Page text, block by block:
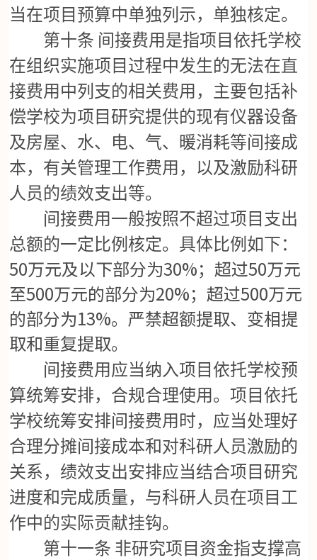
当在项目预算中单独列示，单独核定。
第十条 间接费用是指项目依托学校
在组织实施项目过程中发生的无法在直
接费用中列支的相关费用，主要包括补
偿学校为项目研究提供的现有仪器设备
及房屋、水、电、气、暖消耗等间接成
本，有关管理工作费用，以及激励科研
人员的绩效支出等。
间接费用一般按照不超过项目支出
总额的一定比例核定。具体比例如下：
50万元及以下部分为30%；超过50万元
至500万元的部分为20%；超过500万元
的部分为13%。严禁超额提取、变相提
取和重复提取。
间接费用应当纳入项目依托学校预
算统筹安排，合规合理使用。项目依托
学校统筹安排间接费用时，应当处理好
合理分摊间接成本和对科研人员激励的
关系，绩效支出安排应当结合项目研究
进度和完成质量，与科研人员在项目工
作中的实际贡献挂钩。
第十一条 非研究项目资金指支撑高